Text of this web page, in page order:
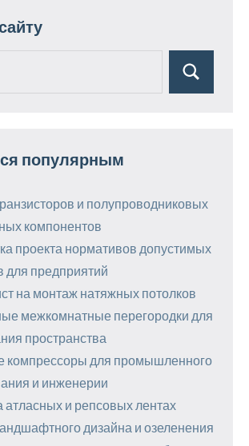
Поиск
популярным
и полупроводниковых
компонентов
проекта нормативов допустимых
для предприятий
на монтаж натяжных потолков
межкомнатные перегородки для
пространства
компрессоры для промышленного
и инженерии
атласных и репсовых лентах
дизайна и озеленения